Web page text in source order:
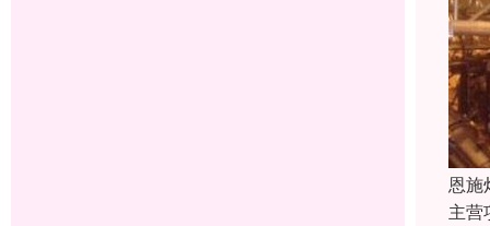
恩施
主营